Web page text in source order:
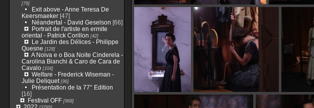
[79]
Exit above - Anne Teresa De
Keersmaeker[47]
Néandertal - David Geselson [66]
Portrait de l'artiste en ermite
oriental - Patrick Corillon [42]
Le Jardin des Délices - Philippe
Quesne [128]
A Noiva e o Boa Noite Cinderela -
Carolina Bianchi & Caro de Cara de
Cavalo[104]
Welfare - Frederick Wiseman -
Julie Deliquet[96]
Présentation de la 77° Edition
[16]
Festival OFF[968]